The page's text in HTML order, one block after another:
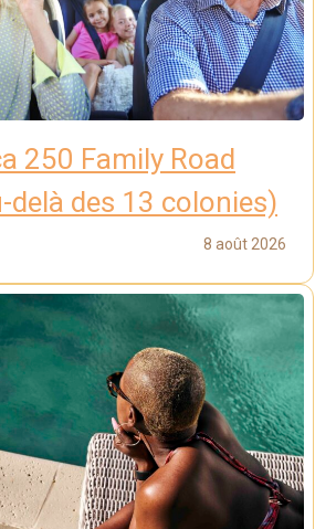
250 Family Road
delà des 13 colonies)
8 août 2026